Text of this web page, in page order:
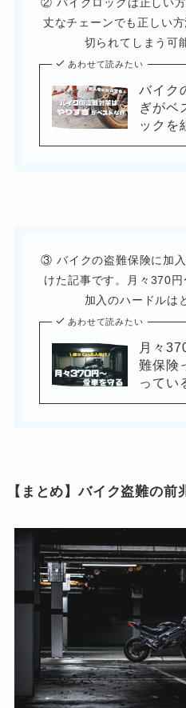
丈なチェーンでも正しい
切られてしまう可
あわせて読みたい
バイク
ぎがベ
ックを
③ バイクの盗難保険に加
けた記事です。月々370円
加入のハードルは
あわせて読みたい
月々
難保険
ってい
【まとめ】バイク盗難の前